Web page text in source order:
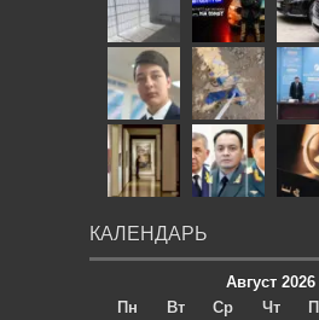
КАЛЕНДАРЬ
Август 2026
Пн
Вт Ср Чт